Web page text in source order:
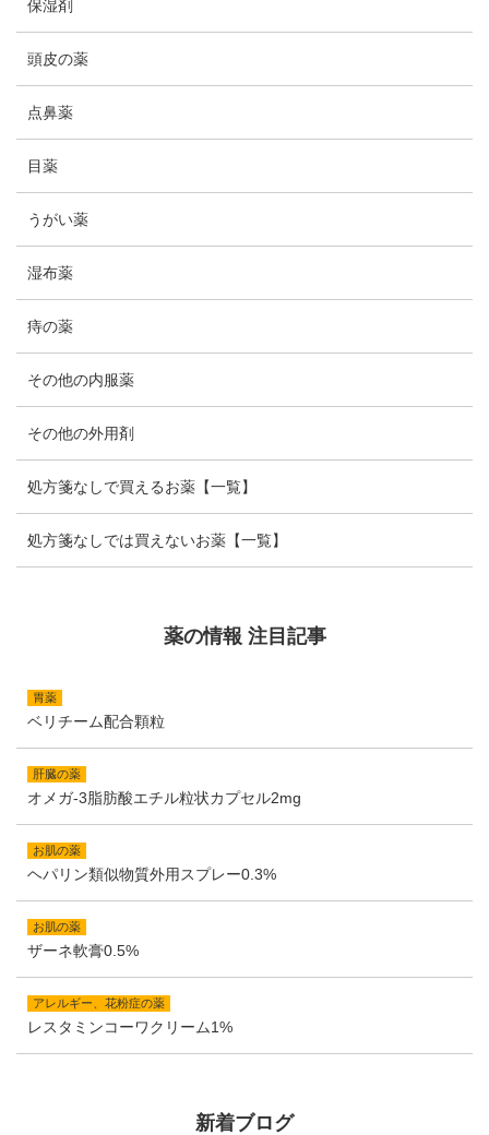
保湿剤
頭皮の薬
点鼻薬
目薬
うがい薬
湿布薬
痔の薬
その他の内服薬
その他の外用剤
処方箋なしで買えるお薬【一覧】
処方箋なしでは買えないお薬【一覧】
薬の情報 注目記事
胃薬
ベリチーム配合顆粒
肝臓の薬
オメガ-3脂肪酸エチル粒状カプセル2mg
お肌の薬
ヘパリン類似物質外用スプレー0.3%
お肌の薬
ザーネ軟膏0.5%
アレルギー、花粉症の薬
レスタミンコーワクリーム1%
新着ブログ